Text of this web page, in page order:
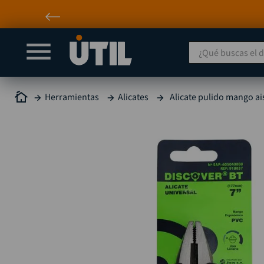
¿Qué buscas el día
Herramientas Alicates Alicate pulido mango